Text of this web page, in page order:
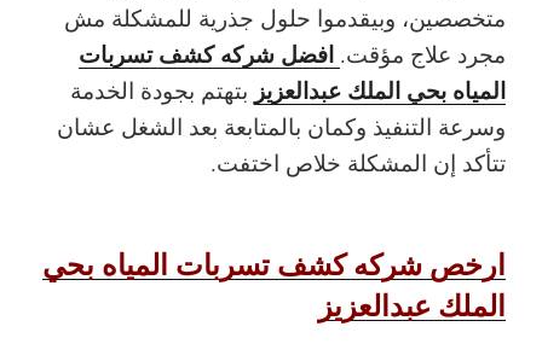
متخصصين، وبيقدموا حلول جذرية للمشكلة مش
مجرد علاج مؤقت. افضل شركه كشف تسربات
المياه بحي الملك عبدالعزيز بتهتم بجودة الخدمة
وسرعة التنفيذ وكمان بالمتابعة بعد الشغل عشان
تتأكد إن المشكلة خلاص اختفت.
ارخص شركه كشف تسربات المياه بحي
الملك عبدالعزيز